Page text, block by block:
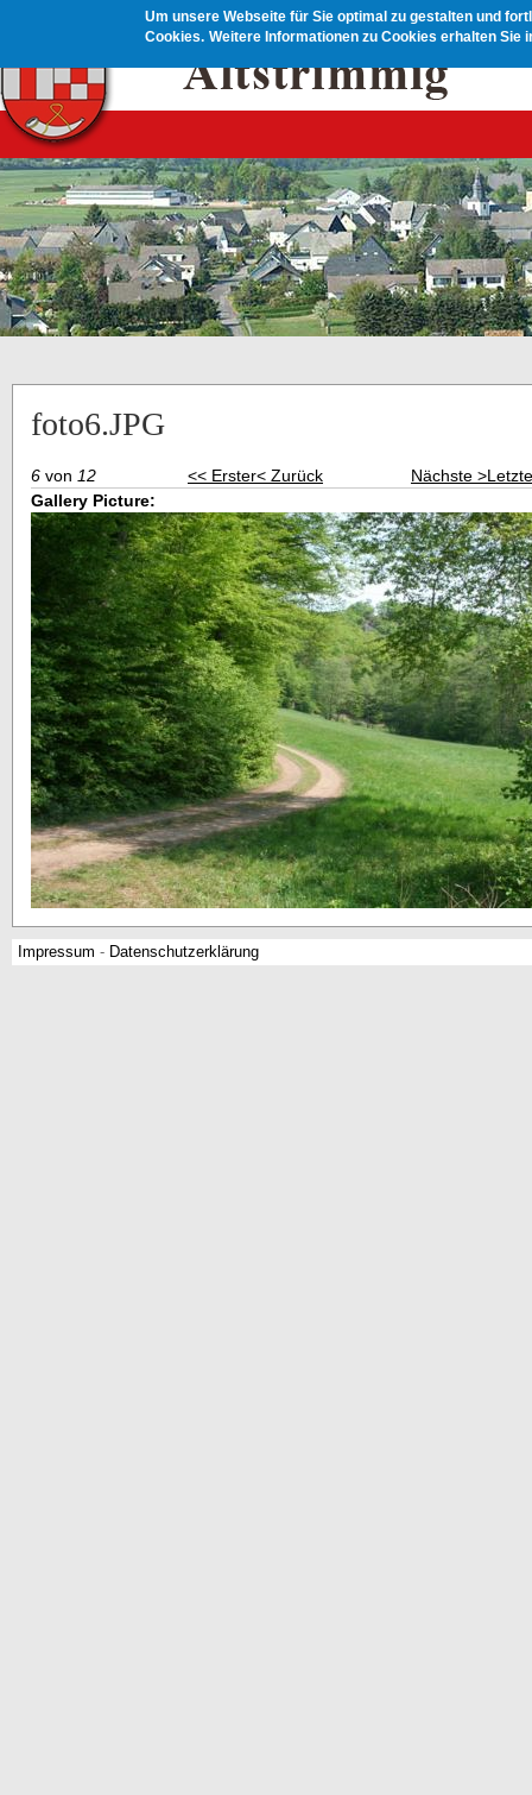
Um unsere Webseite für Sie optimal zu gestalten und
Cookies. Weitere Informationen zu Cookies erhalten Sie
foto6.JPG
6 von 12 << Erster< Zurück Nächste >
Gallery Picture:
Impressum - Datenschutzerklärung